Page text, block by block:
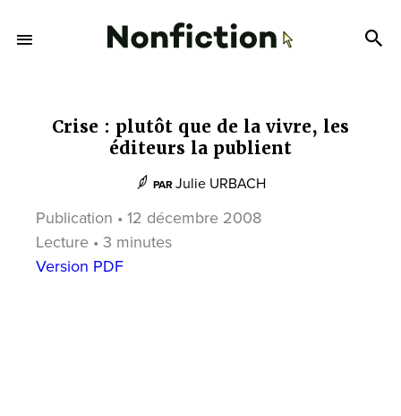
Crise : plutôt que de la vivre, les
éditeurs la publient
PAR Julie URBACH
Publication • 12 décembre 2008
Lecture • 3 minutes
Version PDF